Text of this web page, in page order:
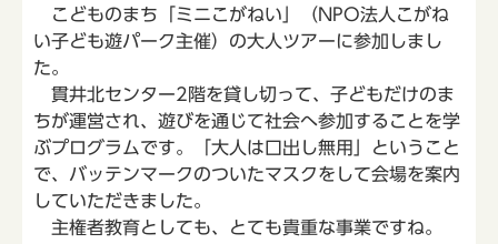
こどものまち「ミニこがねい」（NPO法人こがね
い子ども遊パーク主催）の大人ツアーに参加しまし
た。
貫井北センター2階を貸し切って、子どもだけのま
ちが運営され、遊びを通じて社会へ参加することを学
ぶプログラムです。「大人は口出し無用」ということ
で、バッテンマークのついたマスクをして会場を案内
していただきました。
主権者教育としても、とても貴重な事業ですね。